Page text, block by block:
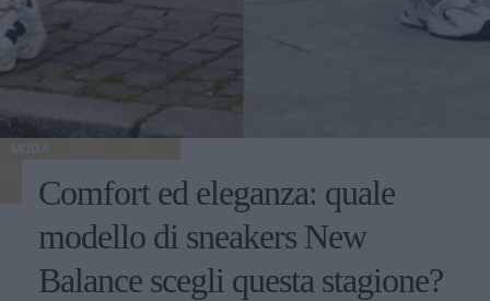
MODA
Comfort ed eleganza: quale
modello di sneakers New
Balance scegli questa stagione?